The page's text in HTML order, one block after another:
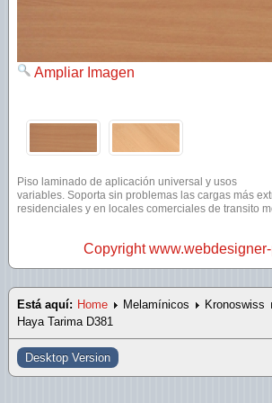
SPC Extreme
Ampliar Imagen
Piso laminado de aplicación universal y usos
variables. Soporta sin problemas las cargas más
residenciales y en locales comerciales de transito
Copyright
Está aquí: Home Melamínicos Kronoswiss
Haya Tarima D381
Desktop Version